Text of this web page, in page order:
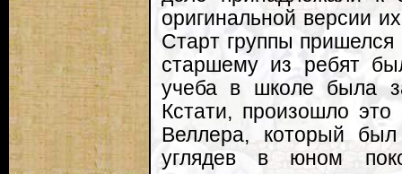
оригинальной версии
Старт группы
старшему из ребят
учеба в школе была
Кстати, произошло
Веллера, который
углядев в юном